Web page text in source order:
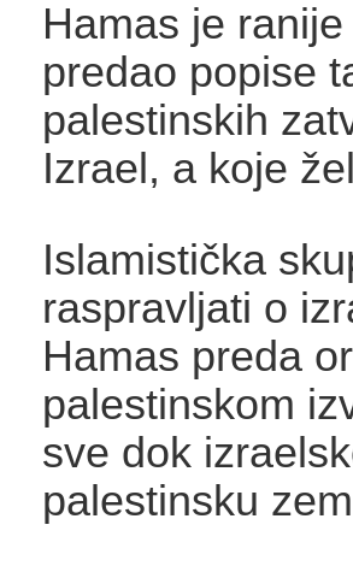
Hamas je
predao popise
palestinskih
Izrael, a koje
Islamistička
raspravljati o
Hamas preda
palestinskom
sve dok
palestinsku